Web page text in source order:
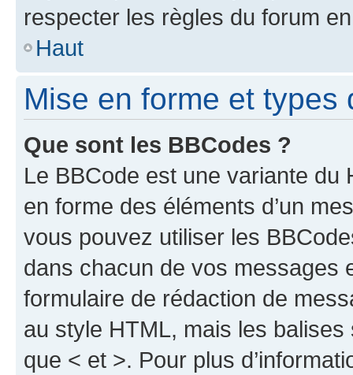
respecter les règles du forum
Haut
Mise en forme et types
Que sont les BBCodes ?
Le BBCode est une variante du
en forme des éléments d’un
vous pouvez utiliser les
dans chacun de vos messages
formulaire de rédaction de
au style HTML, mais les
que < et >. Pour plus